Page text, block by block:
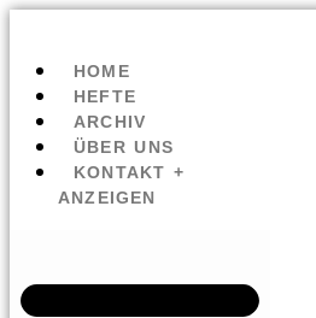
HOME
HEFTE
ARCHIV
ÜBER UNS
KONTAKT +
ANZEIGEN